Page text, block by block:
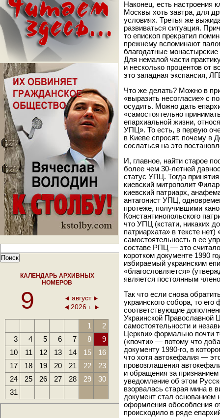
КАЛЕНДАРЬ АРХИВНЫХ
НОМЕРОВ
9
август
2026 г.
1
2
3
4 5 6 7 8
9
10
11 12 13 14 15
16
17
18 19 20 21 22
23
24
25 26 27 28 29
30
31
Наконец, есть настроения
Москвы хоть завтра, для
условиях. Третья же
развиваться ситуация.
то епископ прекратил
прежнему вспоминают
благодатные
Для немалой части
и несколько процентов от
это западная экспансия,
Что же делать? Можно в
«выразить несогласие» с
осудить. Можно дать
«самостоятельно
епархиальной жизни,
УПЦ». То есть, в первую
в Киеве спросят, почему в
сослаться на это
И, главное, найти старое
более чем 30-летней
статус УПЦ. Тогда
киевский митрополит
киевский патриарх,
антагонист УПЦ,
протеже, получившими
Константинопольского
что УПЦ (кстати, никаких
патриархата» в тексте
самостоятельность в ее
составе РПЦ — это
коротком документе 1990
избираемый украинским
«благословляется»
является постоянным
Так что если снова
украинского собора, то
соответствующие
Украинской Православной
самостоятельности и
Церкви» формально почти
(«почти» — потому что
документу 1990-го, в
что хотя автокефалия —
провозглашения
и обращения за
уведомление об этом
взорвалась старая мина в
документ стал
оформления обособления
происходило в ряде